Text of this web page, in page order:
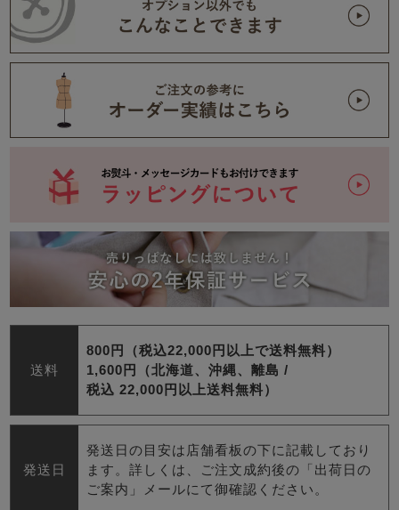
送料
800円（税込22,000円以上で送料無料）
1,600円（北海道、沖縄、離島 /
税込 22,000円以上送料無料）
発送日
発送日の目安は店舗看板の下に記載しており
ます。詳しくは、ご注文成約後の「出荷日の
ご案内」メールにて御確認ください。